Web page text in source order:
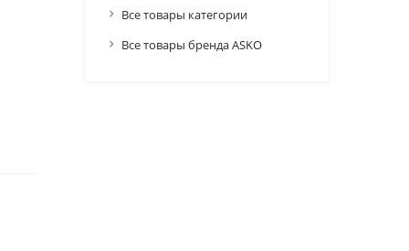
Все товары категории
Все товары бренда ASKO